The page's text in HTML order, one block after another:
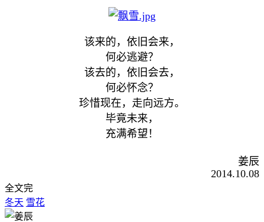
让我在无限的绝望中
只愿见到来年的秋天。
雪花落下，
秋已远去，
独我，
屹立过往。